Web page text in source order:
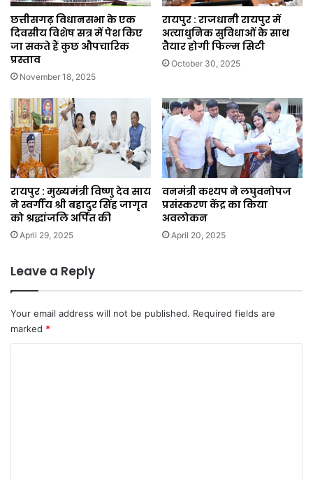
छत्तीसगढ़ विधानसभा के एक
दिवसीय विशेष सत्र में पेश किए
जा सकते हैं कुछ औपचारिक
प्रस्ताव
November 18, 2025
रायपुर : राजधानी रायपुर में
अत्याधुनिक सुविधाओं के साथ
तैयार होगी फिल्म सिटी
October 30, 2025
रायपुर : मुख्यमंत्री विष्णु देव साय
ने स्वर्गीय श्री बहादुर सिंह जागृत
को श्रद्धांजलि अर्पित की
April 29, 2025
वनमंत्री कश्यप ने लघुवनोपज
प्रसंस्करण केंद्र का किया
अवलोकन
April 20, 2025
Leave a Reply
Your email address will not be published. Required fields are
marked *